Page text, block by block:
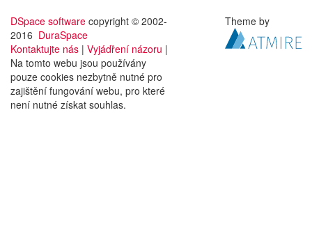
DSpace software copyright © 2002-
2016 DuraSpace
Kontaktujte nás | Vyjádření názoru |
Na tomto webu jsou používány
pouze cookies nezbytně nutné pro
zajištění fungování webu, pro které
není nutné získat souhlas.
Theme by